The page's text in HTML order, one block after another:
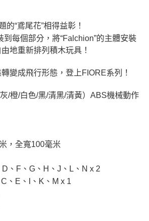
的“鳶尾花”相得益彰！
到每個部分，將“Falchion”的主體安裝
地重新排列積木玩具！
變成飛行形態，登上FIORE系列！
/橙/白色/黑/清黑/清黃）ABS機械動作
，全寬100毫米
、F、G、H、J、L、N x 2
、E、I、K、M x 1